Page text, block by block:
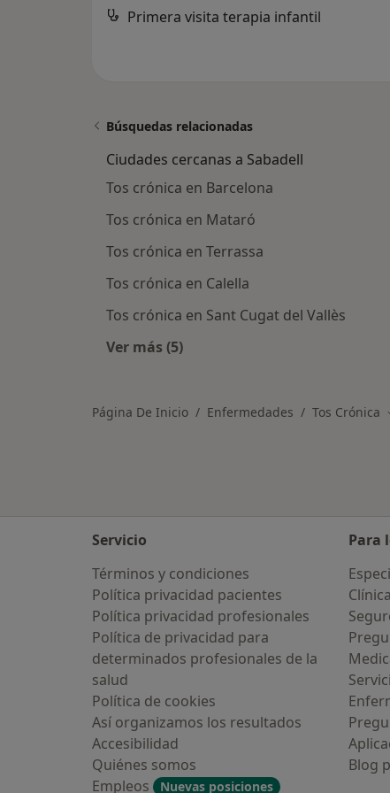
Primera visita terapia infantil
Búsquedas relacionadas
Ciudades cercanas a Sabadell
Tos crónica en Barcelona
Tos crónica en Mataró
Tos crónica en Terrassa
Tos crónica en Calella
Tos crónica en Sant Cugat del Vallès
Ver más (5)
Página De Inicio Enfermedades Tos Crónica
Servicio
Términos y condiciones
Política privacidad pacientes
Política privacidad profesionales
Política de privacidad para
determinados profesionales de la
salud
Política de cookies
Así organizamos los resultados
Accesibilidad
Quiénes somos
Empleos
Nuevas posiciones
Para
Blog